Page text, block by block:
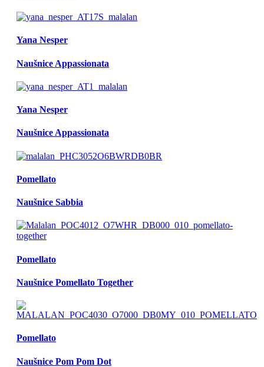
Yana Nesper
Naušnice Appassionata
Yana Nesper
Naušnice Appassionata
Pomellato
Naušnice Sabbia
Pomellato
Naušnice Pomellato Together
Pomellato
Naušnice Pom Pom Dot